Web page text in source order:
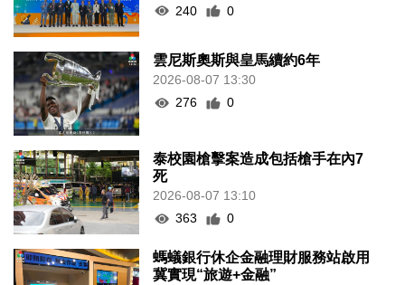
240
0
雲尼斯奧斯與皇馬續約6年
2026-08-07 13:30
276
0
泰校園槍擊案造成包括槍手在內7
死
2026-08-07 13:10
363
0
螞蟻銀行休企金融理財服務站啟用
冀實現“旅遊+金融”